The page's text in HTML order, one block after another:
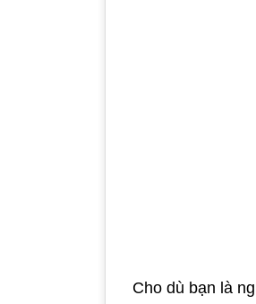
Cho dù bạn là